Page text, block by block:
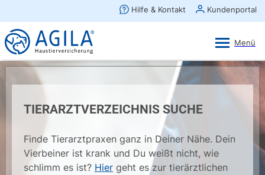
TIERARZTVERZEICHNIS SUCHE
Finde Tierarztpraxen ganz in Deiner Nähe. Dein
Vierbeiner ist krank und Du weißt nicht, wie
schlimm es ist? Hier geht es zur tierärztlichen
×
AGILA Kunden-App
Gratis - Im Play Store laden
Ansehen